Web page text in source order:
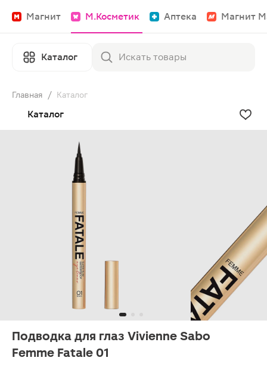
Магнит М.Косметик Аптека Магнит
Каталог
Главная / Каталог
Каталог
Подводка для глаз Vivienne Sabo
Femme Fatale 01